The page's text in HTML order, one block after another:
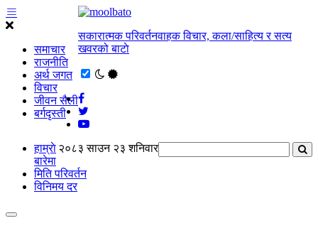
समाचार
राजनीति
अर्थ जगत
विचार
जीवन सैली
बर्गदृस्ती
सकारात्मक परिवर्तनवाहक विचार, कला/साहित्य र सत्य
खवरको बाटाे
२०८३ साउन २३ शनिवार
हाम्राे
बारेमा
मिति परिवर्तन
विनिमय दर